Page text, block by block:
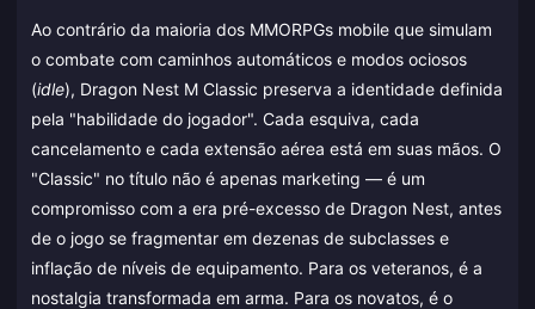
Ao contrário da maioria dos MMORPGs mobile que simulam
o combate com caminhos automáticos e modos ociosos
(idle), Dragon Nest M Classic preserva a identidade definida
pela "habilidade do jogador". Cada esquiva, cada
cancelamento e cada extensão aérea está em suas mãos. O
"Classic" no título não é apenas marketing — é um
compromisso com a era pré-excesso de Dragon Nest, antes
de o jogo se fragmentar em dezenas de subclasses e
inflação de níveis de equipamento. Para os veteranos, é a
nostalgia transformada em arma. Para os novatos, é o